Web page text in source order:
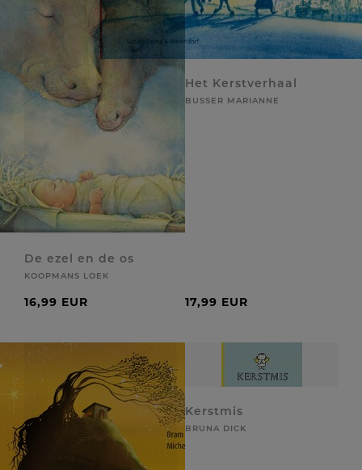
De ezel en de os
KOOPMANS LOEK
16,99 EUR
Het Kerstverhaal
BUSSER MARIANNE
17,99 EUR
Kerstmis
BRUNA DICK